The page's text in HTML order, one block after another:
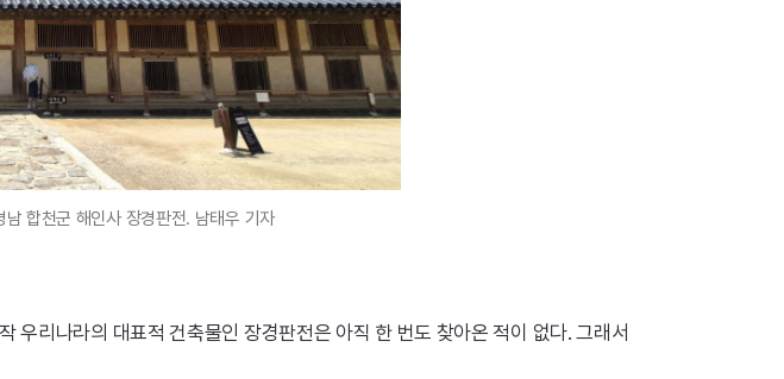
합천군 해인사 장경판전. 남태우 기자
리나라의 대표적 건축물인 장경판전은 아직 한 번도 찾아온 적이 없다. 그래서